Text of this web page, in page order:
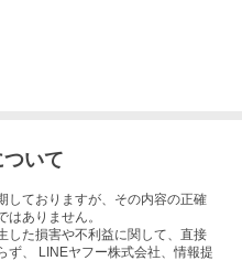
いて
しておりますが、その内容の正確
ありません。
した損害や不利益に関して、直接
ず、 LINEヤフー株式会社、情報提